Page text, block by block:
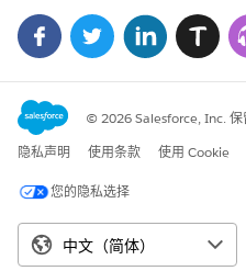
Japan Tableau
参加ください。